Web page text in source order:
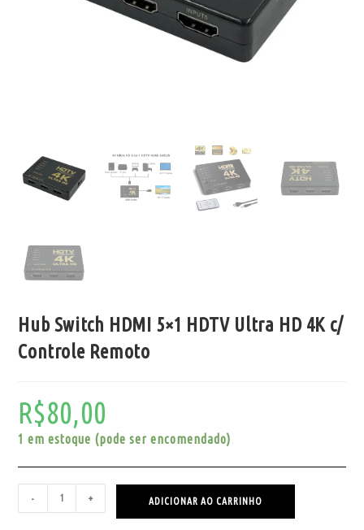
Hub Switch HDMI 5×1 HDTV Ultra HD 4K c/
Controle Remoto
R$80,00
1 em estoque (pode ser encomendado)
- + ADICIONAR AO CARRINHO